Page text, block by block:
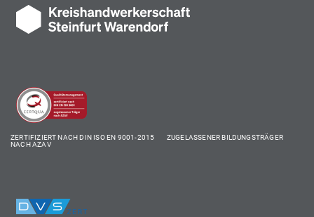
ZERTIFIZIERT NACH DIN ISO EN 9001-2015 ZUGELASSENER BILDUNGSTRÄGER
NACH AZAV